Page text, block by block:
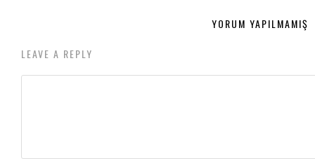
YORUM YAPILMAMIŞ
LEAVE A REPLY